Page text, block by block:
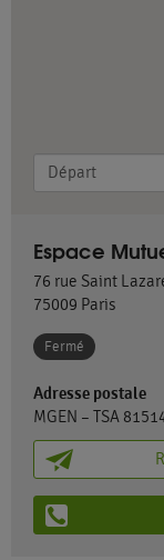
Espace
76 rue Saint
75009 Paris
Fermé
Adresse postale
MGEN – TSA